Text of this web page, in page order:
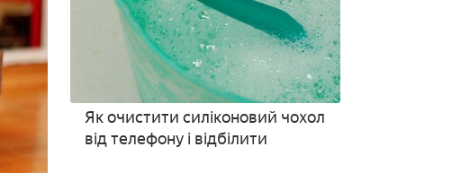
Як очистити силіконовий чохол
від телефону і відбілити